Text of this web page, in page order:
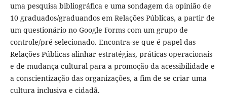
uma pesquisa bibliográfica e uma sondagem da opinião de
10 graduados/graduandos em Relações Públicas, a partir de
um questionário no Google Forms com um grupo de
controle/pré-selecionado. Encontra-se que é papel das
Relações Públicas alinhar estratégias, práticas operacionais
e de mudança cultural para a promoção da acessibilidade e
a conscientização das organizações, a fim de se criar uma
cultura inclusiva e cidadã.